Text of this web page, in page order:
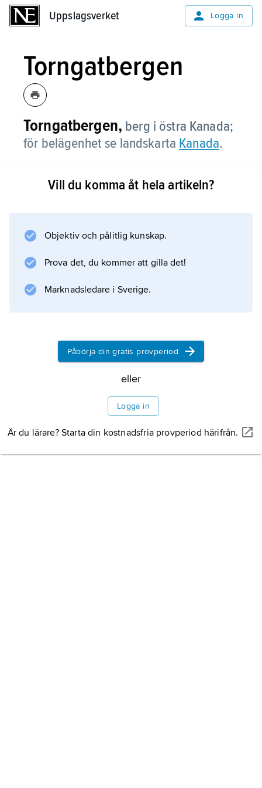
Uppslagsverket Logga in
Torngatbergen
Torngatbergen, berg i östra Kanada;
för belägenhet se landskarta Kanada.
Vill du komma åt hela artikeln?
Objektiv och pålitlig kunskap.
Prova det, du kommer att gilla det!
Marknadsledare i Sverige.
Påbörja din gratis provperiod
eller
Logga in
Är du lärare? Starta din kostnadsfria provperiod härifrån.